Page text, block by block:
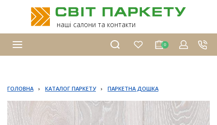
наші салони та контакти
0
ГОЛОВНА › КАТАЛОГ ПАРКЕТУ › ПАРКЕТНА ДОШКА